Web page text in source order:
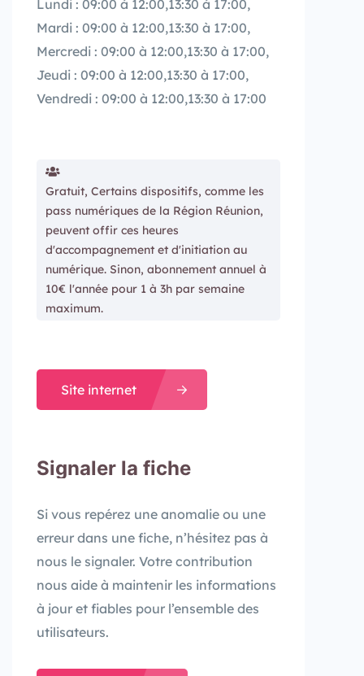
Lundi : 09:00 à 12:00,13:30 à 17:00,
Mardi : 09:00 à 12:00,13:30 à 17:00,
Mercredi : 09:00 à 12:00,13:30 à 17:00,
Jeudi : 09:00 à 12:00,13:30 à 17:00,
Vendredi : 09:00 à 12:00,13:30 à 17:00
Gratuit, Certains dispositifs, comme les
pass numériques de la Région Réunion,
peuvent offir ces heures
d'accompagnement et d'initiation au
numérique. Sinon, abonnement annuel à
10€ l'année pour 1 à 3h par semaine
maximum.
Site internet
Signaler la fiche
Si vous repérez une anomalie ou une
erreur dans une fiche, n’hésitez pas à
nous le signaler. Votre contribution
nous aide à maintenir les informations
à jour et fiables pour l’ensemble des
utilisateurs.